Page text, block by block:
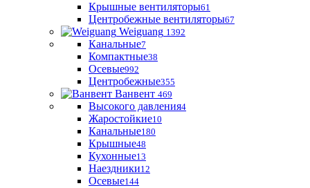
Крышные вентиляторы61
Центробежные вентиляторы67
Weiguang 1392
Канальные7
Компактные38
Осевые992
Центробежные355
Ванвент 469
Высокого давления4
Жаростойкие10
Канальные180
Крышные48
Кухонные13
Наездники12
Осевые144